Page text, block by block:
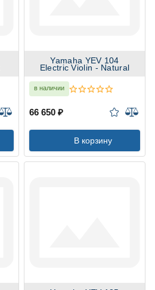
Yamaha YEV 104
Electric Violin - Natural
в наличии
66 650 ₽
В корзину